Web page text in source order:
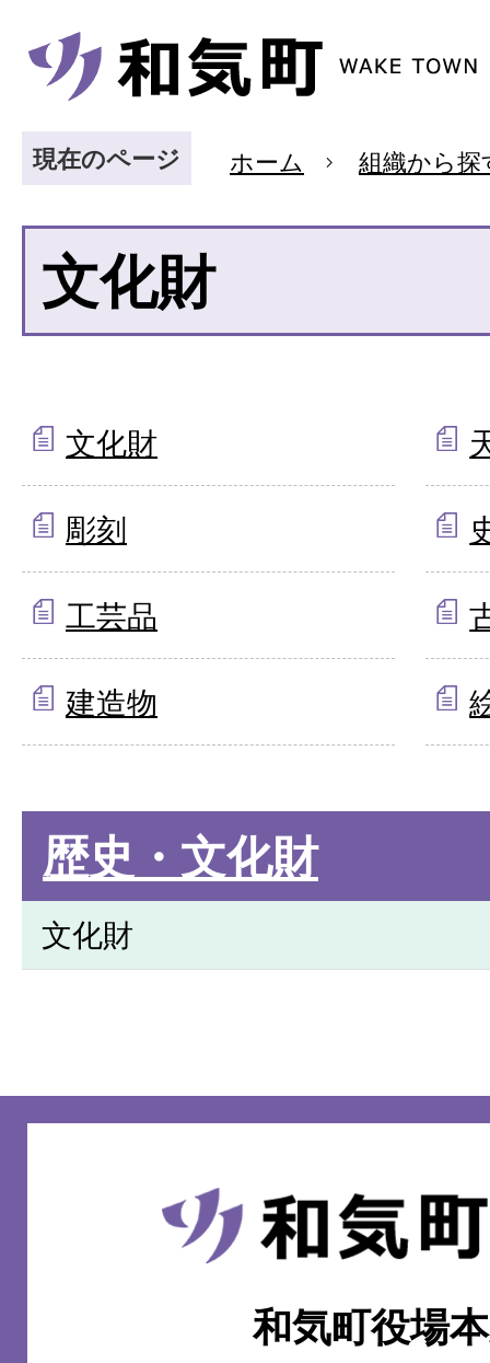
現在のページ ホーム 組織から探
文化財
文化財
彫刻
工芸品
建造物
歴史・文化財
文化財
和
気
和気町役場